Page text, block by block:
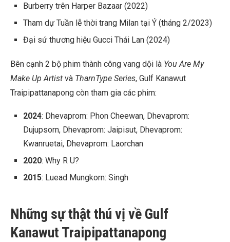
Burberry trên Harper Bazaar (2022)
Tham dự Tuần lễ thời trang Milan tại Ý (tháng 2/2023)
Đại sứ thương hiệu Gucci Thái Lan (2024)
Bên cạnh 2 bộ phim thành công vang dội là You Are My
Make Up Artist và TharnType Series, Gulf Kanawut
Traipipattanapong còn tham gia các phim:
2024: Dhevaprom: Phon Cheewan, Dhevaprom:
Dujupsorn, Dhevaprom: Jaipisut, Dhevaprom:
Kwanruetai, Dhevaprom: Laorchan
2020: Why R U?
2015: Luead Mungkorn: Singh
Những sự thật thú vị về Gulf
Kanawut Traipipattanapong